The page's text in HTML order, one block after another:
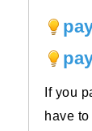
If you
have to